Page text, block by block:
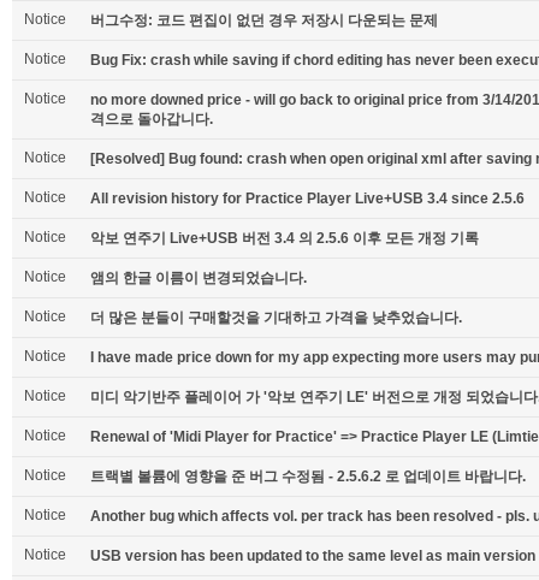
Notice 버그수정: 코드 편집이 없던 경우 저장시 다운되는 문제
Notice Bug Fix: crash while saving if chord editing has never been
Notice
no more downed price - will go back to original price from 3/14/
격으로 돌아갑니다.
Notice [Resolved] Bug found: crash when open original xml after saving
Notice All revision history for Practice Player Live+USB 3.4 since 2.5.6
Notice 악보 연주기 Live+USB 버전 3.4 의 2.5.6 이후 모든 개정 기록
Notice 앰의 한글 이름이 변경되었습니다.
Notice 더 많은 분들이 구매할것을 기대하고 가격을 낮추었습니다.
Notice I have made price down for my app expecting more users may
Notice 미디 악기반주 플레이어 가 '악보 연주기 LE' 버전으로 개정 되었습니
Notice Renewal of 'Midi Player for Practice' => Practice Player LE
Notice 트랙별 볼륨에 영향을 준 버그 수정됨 - 2.5.6.2 로 업데이트 바랍니다.
Notice Another bug which affects vol. per track has been resolved - pls.
Notice USB version has been updated to the same level as main version